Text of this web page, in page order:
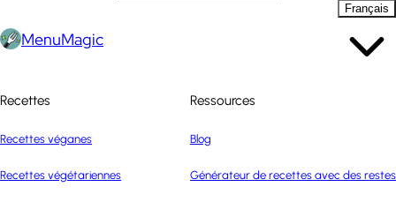
MenuMagic
Français
Recettes
Recettes véganes
Recettes végétariennes
Ressources
Blog
Générateur de recettes avec des restes